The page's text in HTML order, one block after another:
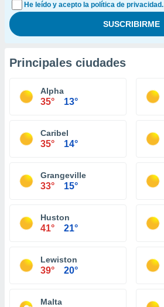
He leído y acepto la política de privacidad.
Principales ciudades
Alpha
35° 13°
Caribel
35° 14°
Grangeville
33° 15°
Huston
41° 21°
Lewiston
39° 20°
Malta